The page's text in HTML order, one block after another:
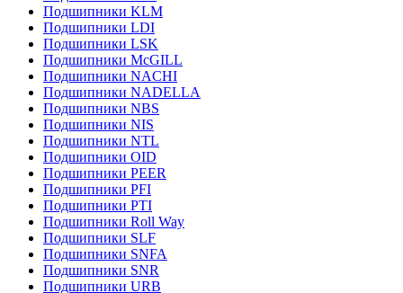
Подшипники KLM
Подшипники LDI
Подшипники LSK
Подшипники McGILL
Подшипники NACHI
Подшипники NADELLA
Подшипники NBS
Подшипники NIS
Подшипники NTL
Подшипники OID
Подшипники PEER
Подшипники PFI
Подшипники PTI
Подшипники Roll Way
Подшипники SLF
Подшипники SNFA
Подшипники SNR
Подшипники URB